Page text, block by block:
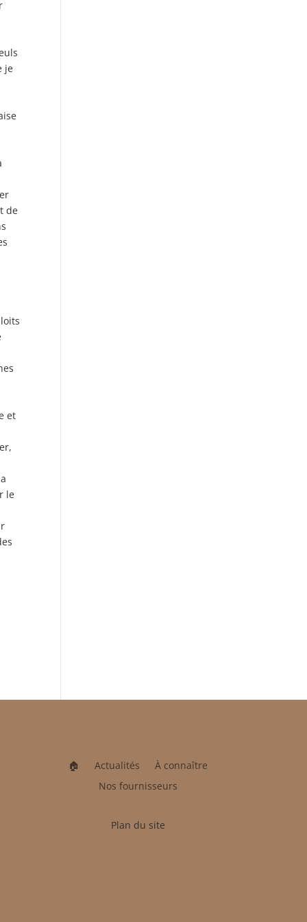
je
de
et
le
🏠︎ Actualités
À connaître
Nos fournisseurs
Plan du site